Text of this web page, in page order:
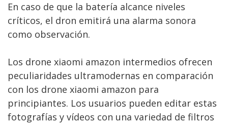
En caso de que la batería alcance niveles
críticos, el dron emitirá una alarma sonora
como observación.
Los drone xiaomi amazon intermedios ofrecen
peculiaridades ultramodernas en comparación
con los drone xiaomi amazon para
principiantes. Los usuarios pueden editar estas
fotografías y vídeos con una variedad de filtros